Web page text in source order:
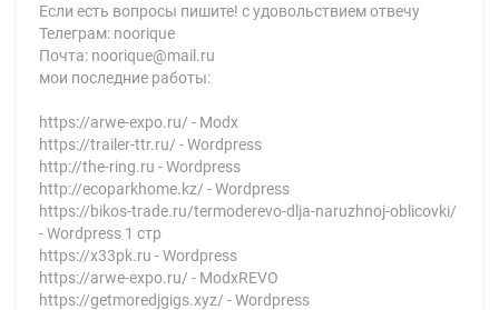
Если есть вопросы пишите! с удовольствием отвечу
Телеграм: noorique
Почта: noorique@mail.ru
мои последние работы:
https://arwe-expo.ru/ - Modx
https://trailer-ttr.ru/ - Wordpress
http://the-ring.ru - Wordpress
http://ecoparkhome.kz/ - Wordpress
https://bikos-trade.ru/termoderevo-dlja-naruzhnoj-oblicovki/
- Wordpress 1 стр
https://x33pk.ru - Wordpress
https://arwe-expo.ru/ - ModxREVO
https://getmoredjgigs.xyz/ - Wordpress